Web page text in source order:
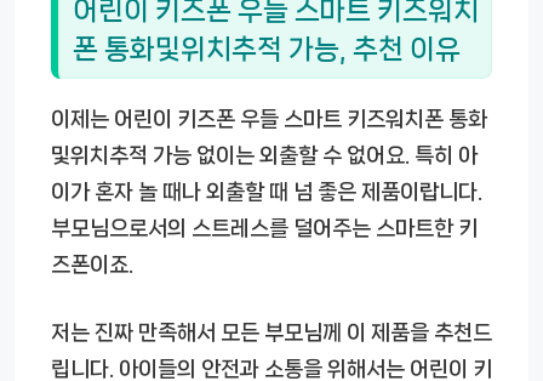
어린이 키즈폰 우들 스마트 키즈워치
폰 통화및위치추적 가능, 추천 이유
이제는 어린이 키즈폰 우들 스마트 키즈워치폰 통화
및위치추적 가능 없이는 외출할 수 없어요. 특히 아
이가 혼자 놀 때나 외출할 때 넘 좋은 제품이랍니다.
부모님으로서의 스트레스를 덜어주는 스마트한 키
즈폰이죠.
저는 진짜 만족해서 모든 부모님께 이 제품을 추천드
립니다. 아이들의 안전과 소통을 위해서는 어린이 키